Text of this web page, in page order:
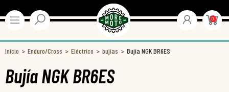
0
Inicio Enduro/Cross Eléctrico bujías Bujía NGK BR6ES
Bujía NGK BR6ES